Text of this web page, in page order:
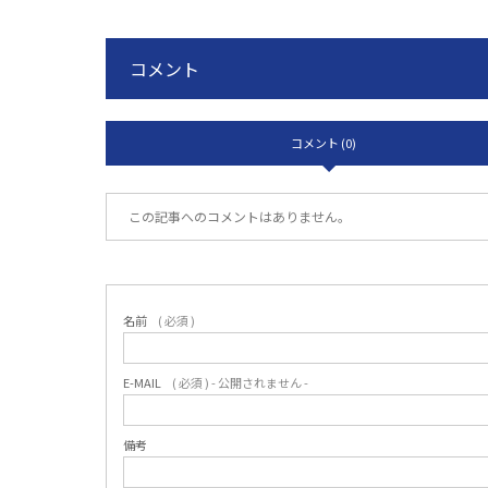
コメント
コメント (0)
この記事へのコメントはありません。
名前 ( 必須 )
E-MAIL ( 必須 ) - 公開されません -
備考